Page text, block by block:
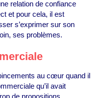
relation de confiance
et pour cela, il est
s’exprimer sur son
ses problèmes.
au cœur quand il
qu’il avait
de propositions